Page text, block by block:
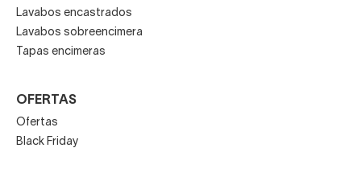
Lavabos encastrados
Lavabos sobreencimera
Tapas encimeras
OFERTAS
Ofertas
Black Friday